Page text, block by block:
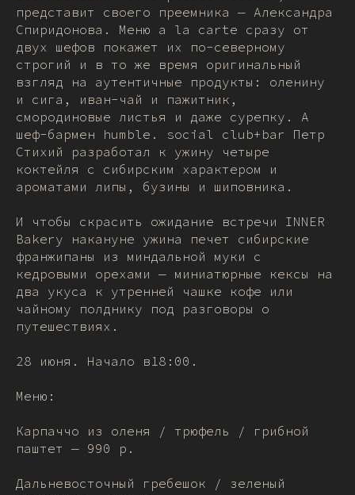
представит своего преемника — Александра
Спиридонова. Меню a la carte сразу от
двух шефов покажет их по-северному
строгий и в то же время оригинальный
взгляд на аутентичные продукты: оленину
и сига, иван-чай и пажитник,
смородиновые листья и даже сурепку. А
шеф-бармен humble. social club+bar Петр
Стихий разработал к ужину четыре
коктейля с сибирским характером и
ароматами липы, бузины и шиповника.
И чтобы скрасить ожидание встречи INNER
Bakery накануне ужина печет сибирские
франжипаны из миндальной муки с
кедровыми орехами — миниатюрные кексы на
два укуса к утренней чашке кофе или
чайному полднику под разговоры о
путешествиях.
28 июня. Начало в18:00.
Меню:
Карпаччо из оленя / трюфель / грибной
паштет — 990 р.
Дальневосточный гребешок / зеленый